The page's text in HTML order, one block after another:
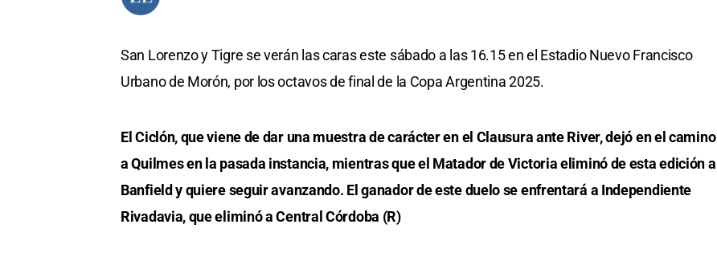
San Lorenzo y Tigre se verán las caras este sábado a las 16.15 en el Estadio Nuevo Francisco
Urbano de Morón, por los octavos de final de la Copa Argentina 2025.
El Ciclón, que viene de dar una muestra de carácter en el Clausura ante River, dejó en el camino
a Quilmes en la pasada instancia, mientras que el Matador de Victoria eliminó de esta edición a
Banfield y quiere seguir avanzando. El ganador de este duelo se enfrentará a Independiente
Rivadavia, que eliminó a Central Córdoba (R)